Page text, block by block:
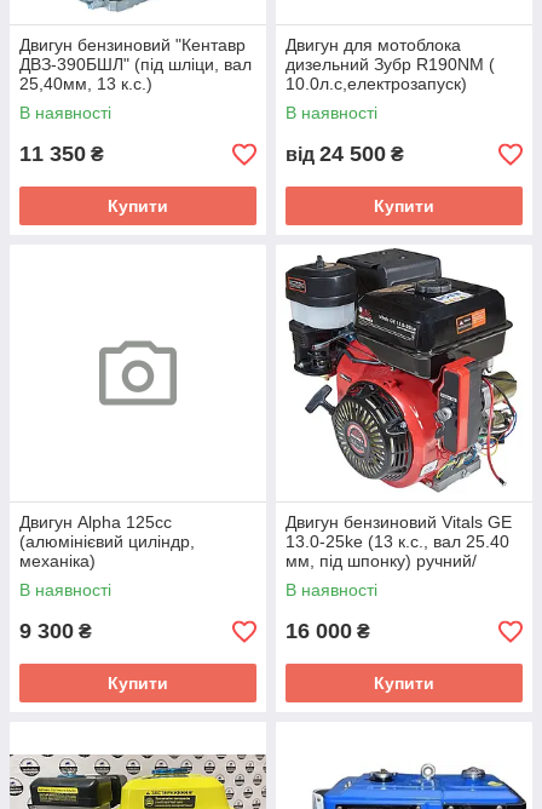
Двигун бензиновий "Кентавр
ДВЗ-390БШЛ" (під шліци, вал
25,40мм, 13 к.с.)
В наявності
11 350 ₴
Купити
Двигун для мотоблока
дизельний Зубр R190NM (
10.0л.с,електрозапуск)
В наявності
від 24 500 ₴
Купити
Двигун Alpha 125cc
(алюмінієвий циліндр,
механіка)
В наявності
9 300 ₴
Купити
Двигун бензиновий Vitals GE
13.0-25ke (13 к.с., вал 25.40
мм, під шпонку) ручний/
електричний стартер
В наявності
16 000 ₴
Купити